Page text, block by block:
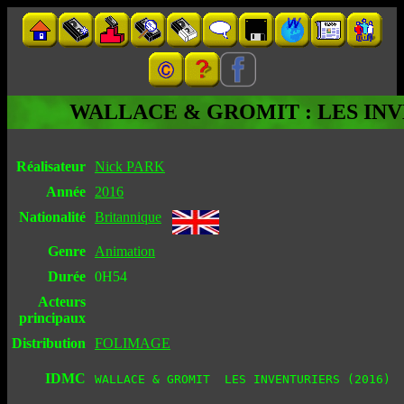
WALLACE & GROMIT : LES
Réalisateur Nick PARK
Année
2016
Nationalité Britannique
Genre
Animation
Durée 0H54
Acteurs
principaux
Distribution
FOLIMAGE
IDMC WALLACE & GROMIT  LES INVENTURIERS (2016)